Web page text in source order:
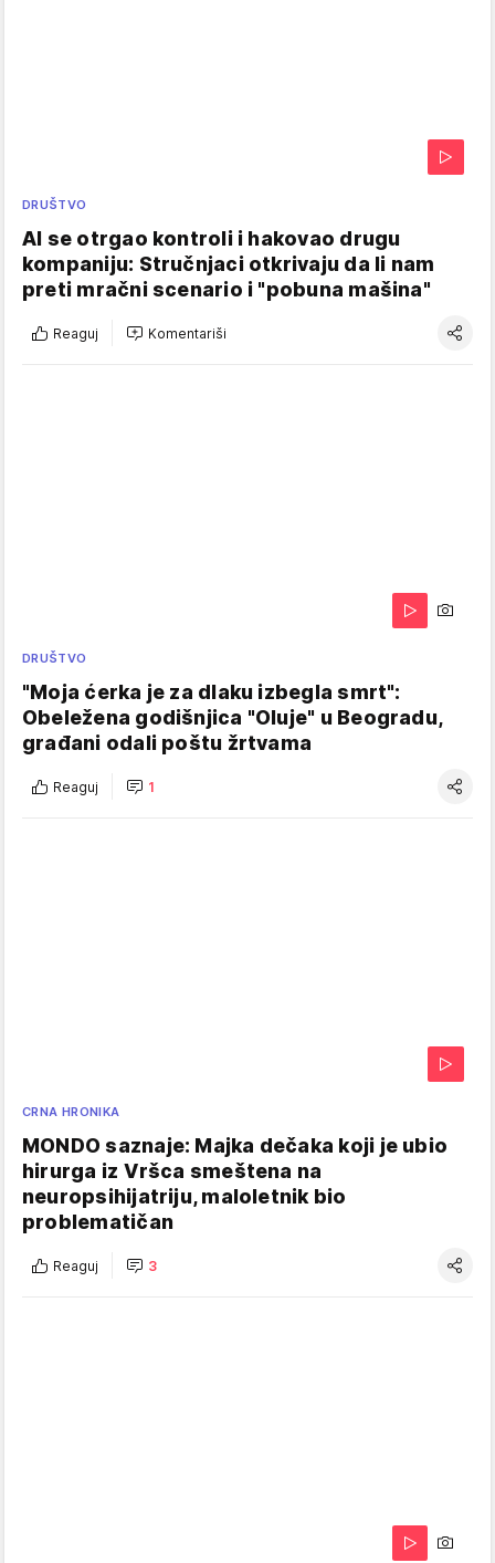
DRUŠTVO
AI se otrgao kontroli i hakovao drugu
kompaniju: Stručnjaci otkrivaju da li nam
preti mračni scenario i "pobuna mašina"
Reaguj Komentariši
DRUŠTVO
"Moja ćerka je za dlaku izbegla smrt":
Obeležena godišnjica "Oluje" u Beogradu,
građani odali poštu žrtvama
Reaguj 1
CRNA HRONIKA
MONDO saznaje: Majka dečaka koji je ubio
hirurga iz Vršca smeštena na
neuropsihijatriju, maloletnik bio
problematičan
Reaguj 3